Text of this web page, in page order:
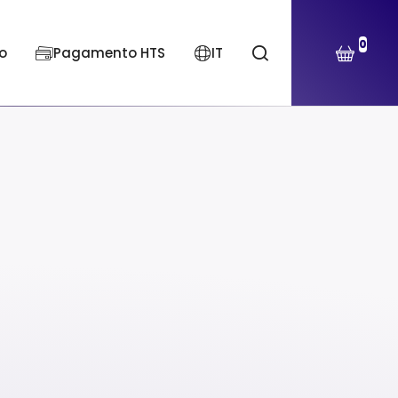
Pagamento HTS IT 0